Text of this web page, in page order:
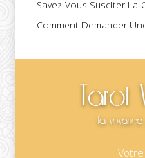
Savez-Vous Susciter La
Comment Demander
Tarot
la
Votre